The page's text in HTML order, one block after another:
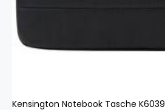
Kensington Notebook Tasche